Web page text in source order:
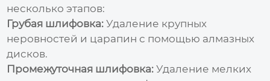
несколько этапов:
Грубая шлифовка: Удаление крупных
неровностей и царапин с помощью алмазных
дисков.
Промежуточная шлифовка: Удаление мелких